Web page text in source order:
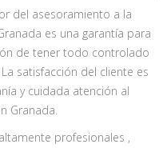
del asesoramiento a la
es una garantía para
de tener todo controlado
satisfacción del cliente es
y cuidada atención al
Granada.
profesionales ,